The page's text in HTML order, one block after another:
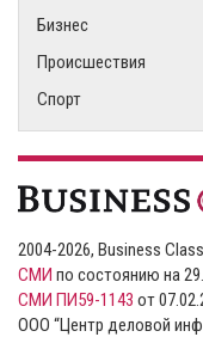
Бизнес
Происшествия
Спорт
2004-2026, Business
СМИ по состоянию на
СМИ ПИ59-1143 от
ООО “Центр деловой